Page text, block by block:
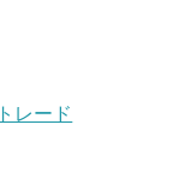
レード